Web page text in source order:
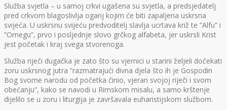
Služba svjetla – u samoj crkvi ugašena su svjetla, a predsjedatelj
pred crkvom blagoslivlja oganj kojim će biti zapaljena uskrsna
svijeća. U uskrsnu svijeću predvoditelj slavlja ucrtava križ te ”Alfu” i
”Omegu”, prvo i posljednje slovo grčkog alfabeta, jer uskrsli Krist
jest početak i kraj svega stvorenoga.
Služba riječi dugačka je zato što su vjernici u starini željeli dočekati
zoru uskrsnog jutra ”razmatrajući divna djela što ih je Gospodin
Bog svome narodu od početka činio, vjeran svojoj riječi i svom
obećanju”, kako se navodi u Rimskom misalu, a samo krštenje
dijelilo se u zoru i liturgija je završavala euharistijskom službom.